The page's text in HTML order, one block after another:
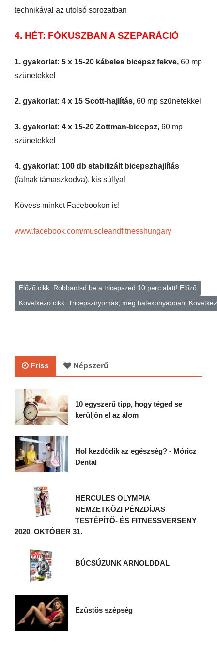
technikával az utolsó sorozatban
4. HÉT: FÓKUSZBAN A SZEPARÁCIÓ
1. gyakorlat: 5 x 15-20 kábeles bicepsz fekve, 60 mp
szünetekkel
2. gyakorlat: 4 x 15 Scott-hajlítás, 60 mp szünetekkel
3. gyakorlat: 4 x 15-20 Zottman-bicepsz, 60 mp
szünetekkel
4. gyakorlat: 100 db stabilizált bicepszhajlítás
(falnak támaszkodva), kis súllyal
Kövess minket Facebookon is!
www.facebook.com/muscleandfitnesshungary
Előző cikk: Robbantsd be a tricepszed 10 perc alatt! Előző
Következő cikk: Tricepsznyomás, még hatékonyabban!
Friss Népszerű
10 egyszerű tipp, hogy téged se
kerüljön el az álom
Hol kezdődik az egészség? - Móricz
Dental
HERCULES OLYMPIA
NEMZETKÖZI PÉNZDÍJAS
TESTÉPÍTŐ- ÉS FITNESSVERSENY
2020. OKTÓBER 31.
BÚCSÚZUNK ARNOLDDAL
Ezüstös szépség